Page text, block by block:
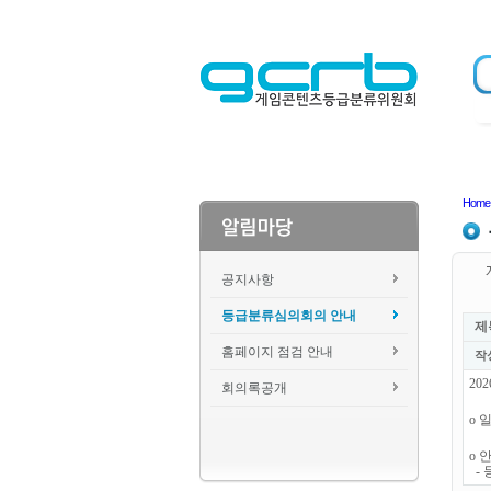
공지사항
등급분류심의회의 안내
홈페이지 점검 안내
회의록공개
Home
제
작
o
o
-